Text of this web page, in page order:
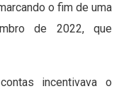
o fim de uma
de 2022, que
incentivava o